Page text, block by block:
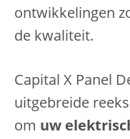
ontwikkelingen
de kwaliteit.
Capital X Panel
uitgebreide
om uw